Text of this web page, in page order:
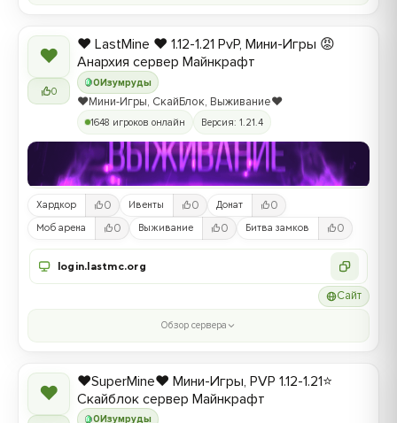
❤
0
0Изумруды
❤️ LastMine ❤️ 1.12-1.21 PvP, Мини-Игры 😡
Анархия сервер Майнкрафт
❤️Мини-Игры, СкайБлок, Выживание❤️
1648 игроков онлайн Версия: 1.21.4
Хардкор 0 Ивенты 0 Донат 0
Моб арена 0 Выживание 0 Битва замков 0
login.lastmc.org
Сайт
Обзор сервера
❤
0 Изумруды
❤️SuperMine❤️ Мини-Игры, PVP 1.12-1.21⭐
Скайблок сервер Майнкрафт